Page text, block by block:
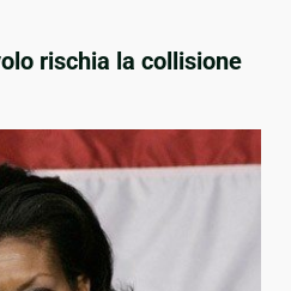
rischia la collisione